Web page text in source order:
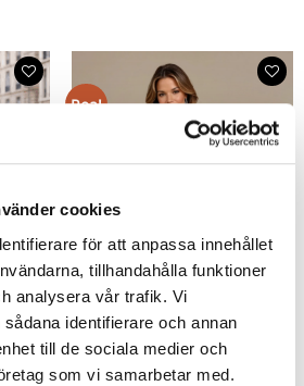
cookies
för att anpassa innehållet
tillhandahålla funktioner
analysera vår trafik. Vi
identifierare och annan
till de sociala medier och
som vi samarbetar med.
Rea!